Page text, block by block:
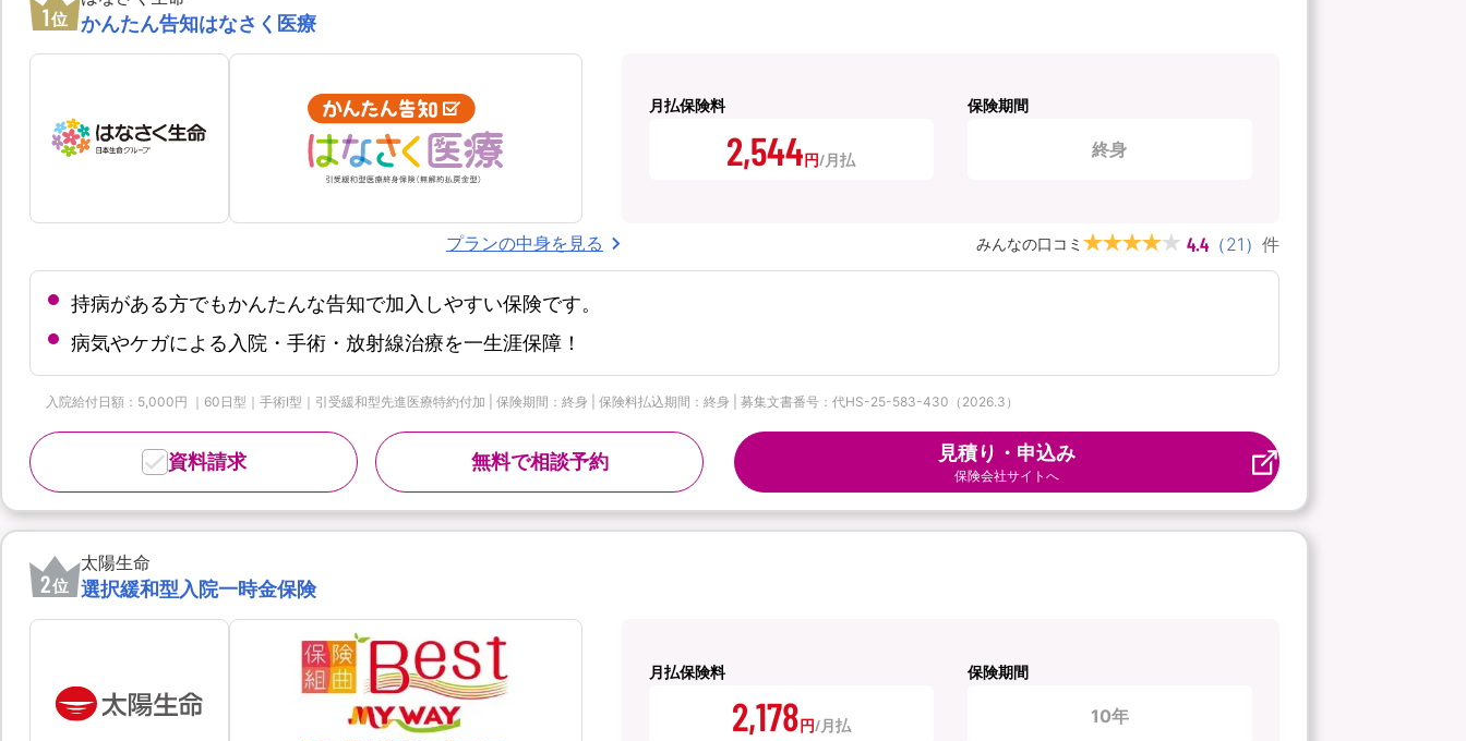
1位 かんたん告知はなさく医療
月払保険料
2,544円
保険期間
終身
プランの中身を見る みんなの口コミ 4.4 （21 ） 件
持病がある方でもかんたんな告知で加入しやすい保険です。
病気やケガによる入院・手術・放射線治療を一生涯保障！
入院給付日額：5,000円 ｜60日型｜手術Ⅰ型｜引受緩和型先進医療特約付加 | 保険期間：終身 | 保険料払込期間：終身 | 募集文書番号：代HS-25-583-430（2026.3）
無料で相談予約
資料請求 見積り・申込み
保険会社サイトへ
2位
太陽生命
選択緩和型入院一時金保険
月払保険料
2,178円
保険期間
10年